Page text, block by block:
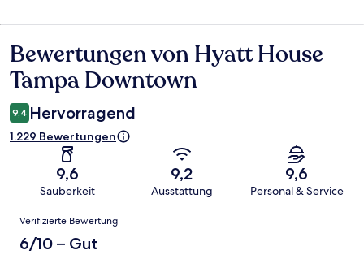
Bewertungen
Bewertungen von Hyatt House
Tampa Downtown
9,4 Hervorragend
1.229 Bewertungen
9,6
Sauberkeit
9,2
Ausstattung
9,6
Personal & Service
Bewertungen
Verifizierte Bewertung
6/10 – Gut